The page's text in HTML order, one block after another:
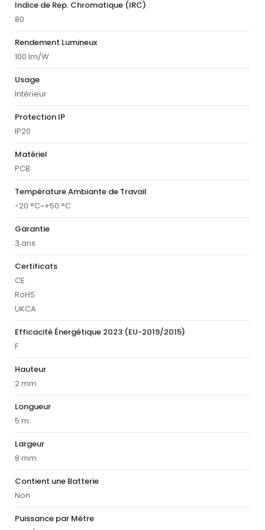
Indice de Rep. Chromatique (IRC)
80
Rendement Lumineux
100 lm/W
Usage
Intérieur
Protection IP
IP20
Matériel
PCB
Température Ambiante de Travail
-20 °C~+50 °C
Garantie
3 ans
Certificats
CE
RoHS
UKCA
Efficacité Énergétique 2023 (EU-2019/2015)
F
Hauteur
2 mm
Longueur
5 m
Largeur
8 mm
Contient une Batterie
Non
Puissance par Mètre